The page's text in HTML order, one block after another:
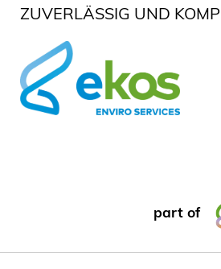
ZUVERLÄSSIG UND
part of